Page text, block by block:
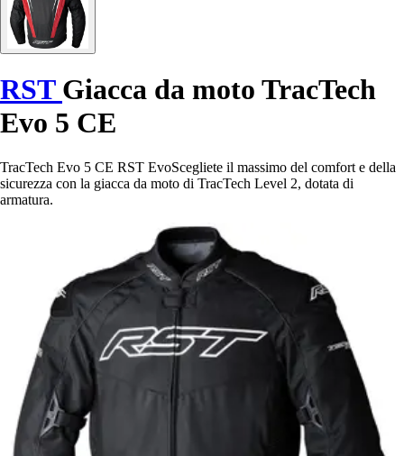
RST Giacca da moto TracTech
Evo 5 CE
TracTech Evo 5 CE RST EvoScegliete il massimo del comfort e della
sicurezza con la giacca da moto di TracTech Level 2, dotata di
armatura.